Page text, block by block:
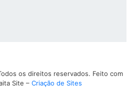
os direitos reservados. Feito com
Site – Criação de Sites